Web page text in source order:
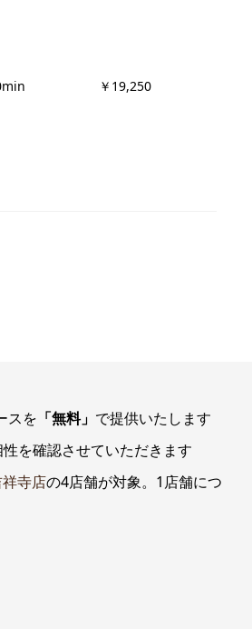
￥19,250
スを 「無料」 で提供いたします
を確認させていただきます
祥寺店の4店舗が対象。1店舗につ